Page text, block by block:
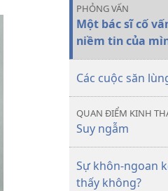
PHỎNG VẤN
Một bác sĩ cố
niềm tin của
Các cuộc săn
QUAN ĐIỂM KINH
Suy ngẫm
Sự khôn-ngoan
thấy không?